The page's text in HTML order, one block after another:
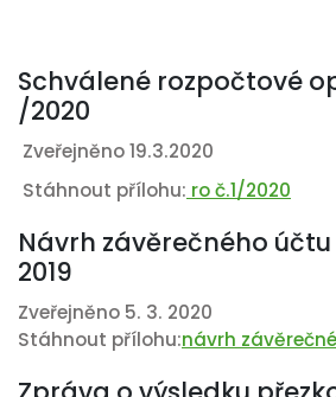
Schválené rozpočtové
/2020
Zveřejněno 19.3.2020
Stáhnout přílohu: ro č.1/2020
Návrh závěrečného
2019
Zveřejněno 5. 3. 2020
Stáhnout přílohu:návrh